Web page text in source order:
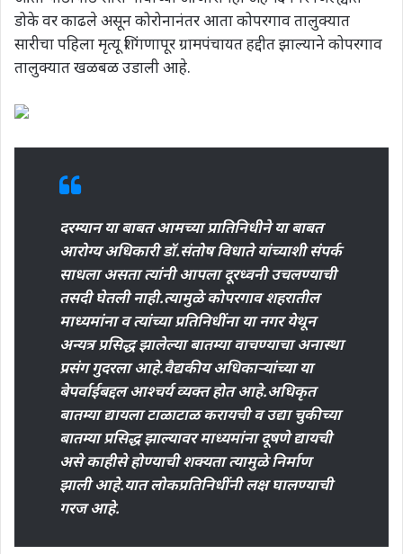
डोके वर काढले असून कोरोनानंतर आता कोपरगाव तालुक्यात
सारीचा पहिला मृत्यू शिंगणापूर ग्रामपंचायत हद्दीत झाल्याने कोपरगाव
तालुक्यात खळबळ उडाली आहे.
दरम्यान या बाबत आमच्या प्रातिनिधीने या बाबत
आरोग्य अधिकारी डॉ.संतोष विधाते यांच्याशी संपर्क
साधला असता त्यांनी आपला दूरध्वनी उचलण्याची
तसदी घेतली नाही.त्यामुळे कोपरगाव शहरातील
माध्यमांना व त्यांच्या प्रतिनिधींना या नगर येथून
अन्यत्र प्रसिद्ध झालेल्या बातम्या वाचण्याचा अनास्था
प्रसंग गुदरला आहे.वैद्यकीय अधिकाऱ्यांच्या या
बेपर्वाईबद्दल आश्चर्य व्यक्त होत आहे.अधिकृत
बातम्या द्यायला टाळाटाळ करायची व उद्या चुकीच्या
बातम्या प्रसिद्ध झाल्यावर माध्यमांना दूषणे द्यायची
असे काहीसे होण्याची शक्यता त्यामुळे निर्माण
झाली आहे.यात लोकप्रतिनिधींनी लक्ष घालण्याची
गरज आहे.